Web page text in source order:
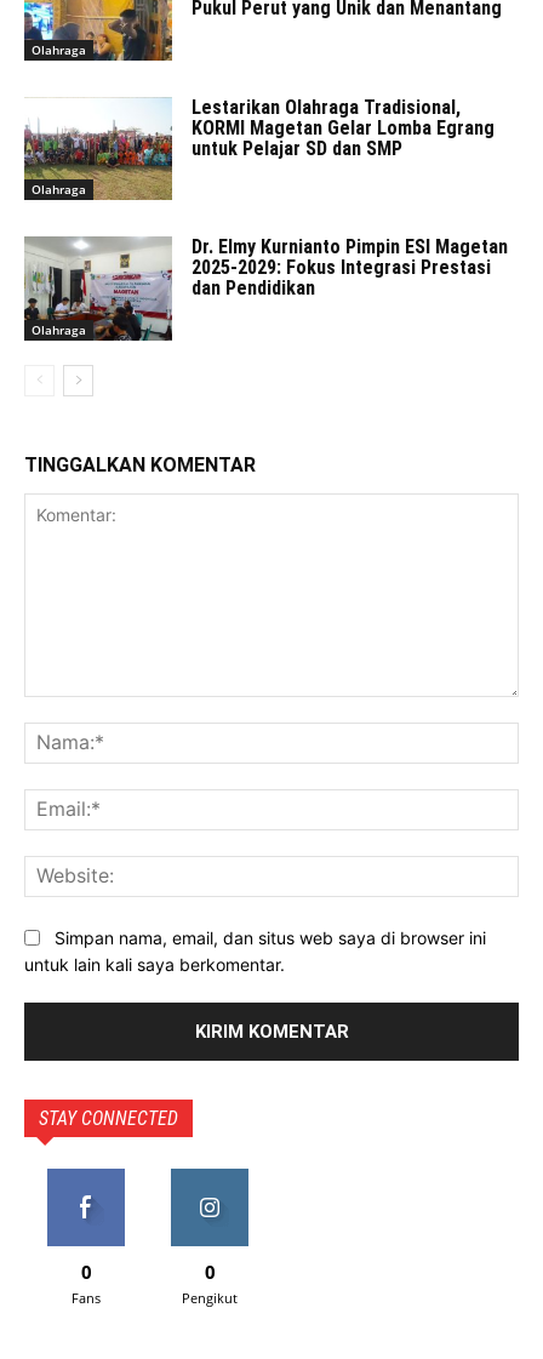
Olahraga
Pukul Perut yang Unik dan Menantang
Olahraga
Lestarikan Olahraga Tradisional,
KORMI Magetan Gelar Lomba Egrang
untuk Pelajar SD dan SMP
Olahraga
Dr. Elmy Kurnianto Pimpin ESI Magetan
2025-2029: Fokus Integrasi Prestasi
dan Pendidikan
TINGGALKAN KOMENTAR
Simpan nama, email, dan situs web saya di browser ini
untuk lain kali saya berkomentar.
STAY CONNECTED
0
Fans
0
Pengikut